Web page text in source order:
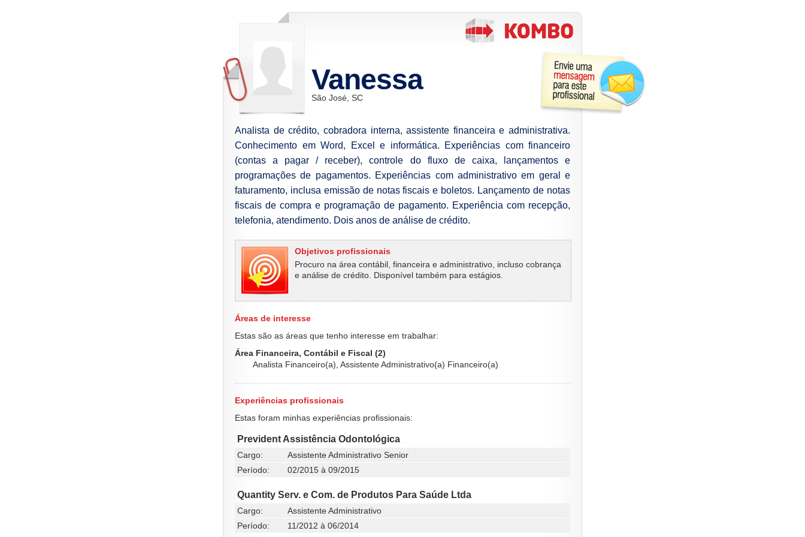
Vanessa
São José, SC
Analista de crédito, cobradora interna, assistente financeira e administrativa.
Conhecimento em Word, Excel e informática. Experiências com financeiro
(contas a pagar / receber), controle do fluxo de caixa, lançamentos e
programações de pagamentos. Experiências com administrativo em geral e
faturamento, inclusa emissão de notas fiscais e boletos. Lançamento de notas
fiscais de compra e programação de pagamento. Experiência com recepção,
telefonia, atendimento. Dois anos de análise de crédito.
Objetivos profissionais
Procuro na área contábil, financeira e administrativo, incluso cobrança
e análise de crédito. Disponível também para estágios.
Áreas de interesse
Estas são as áreas que tenho interesse em trabalhar:
Área Financeira, Contábil e Fiscal (2)
Analista Financeiro(a), Assistente Administrativo(a) Financeiro(a)
Experiências profissionais
Estas foram minhas experiências profissionais:
Prevident Assistência Odontológica
Cargo:
Assistente Administrativo Senior
Período:
02/2015 à 09/2015
Quantity Serv. e Com. de Produtos Para Saúde Ltda
Cargo:
Assistente Administrativo
Período:
11/2012 à 06/2014